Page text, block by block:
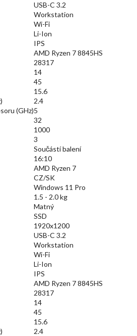
USB-C 3.2
Workstation
Wi-Fi
Li-Ion
IPS
AMD Ryzen 7 8845HS
28317
14
45
15.6
2.4
(GHz)5
32
1000
3
Součástí balení
16:10
AMD Ryzen 7
CZ/SK
Windows 11 Pro
1.5 - 2.0 kg
Matný
SSD
1920x1200
USB-C 3.2
Workstation
Wi-Fi
Li-Ion
IPS
AMD Ryzen 7 8845HS
28317
14
45
15.6
2.4